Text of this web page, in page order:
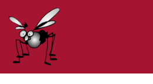
Inhalt
springen